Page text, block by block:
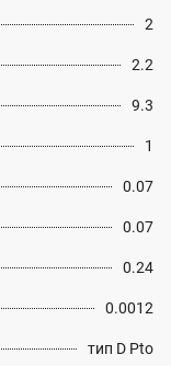
2
2.2
9.3
1
0.07
0.07
0.24
0.0012
тип D Pto